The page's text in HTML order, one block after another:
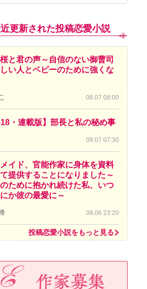
更新された投稿恋愛小説
と君の声～自信のない御曹司
い人とベビーのために強くな
08.07 08:00
・連載版】部長と私の秘め事
08.07 07:30
イド、官能作家に身体を資料
提供することになりました～
ために抱かれ続けた私、いつ
か彼の最愛に～
08.06 23:20
投稿恋愛小説をもっと見る